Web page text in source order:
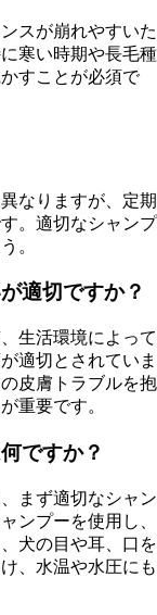
スが崩れやすいた
寒い時期や長毛種
すことが必須で
なりますが、定期
。適切なシャンプ
。
適切ですか？
生活環境によって
適切とされていま
皮膚トラブルを抱
重要です。
ですか？
まず適切なシャン
ンプーを使用し、
犬の目や耳、口を
、水温や水圧にも